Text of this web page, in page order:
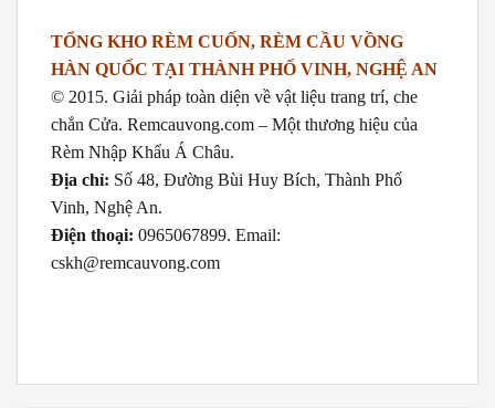
TỔNG KHO RÈM CUỐN, RÈM CẦU VỒNG
HÀN QUỐC TẠI THÀNH PHỐ VINH, NGHỆ AN
© 2015. Giải pháp toàn diện về vật liệu trang trí, che
chắn Cửa. Remcauvong.com – Một thương hiệu của
Rèm Nhập Khẩu Á Châu.
Địa chỉ: Số 48, Đường Bùi Huy Bích, Thành Phố
Vinh, Nghệ An.
Điện thoại: 0965067899. Email:
cskh@remcauvong.com